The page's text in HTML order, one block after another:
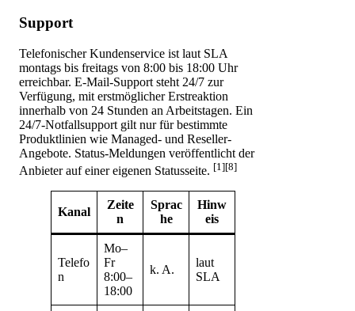
Support
Telefonischer Kundenservice ist laut SLA
montags bis freitags von 8:00 bis 18:00 Uhr
erreichbar. E-Mail-Support steht 24/7 zur
Verfügung, mit erstmöglicher Erstreaktion
innerhalb von 24 Stunden an Arbeitstagen. Ein
24/7-Notfallsupport gilt nur für bestimmte
Produktlinien wie Managed- und Reseller-
Angebote. Status-Meldungen veröffentlicht der
Anbieter auf einer eigenen Statusseite. [1][8]
Kanal
Zeite
n
Sprac
he
Hinw
eis
Telefo
n
Mo–
Fr
8:00–
18:00
k. A.
laut
SLA